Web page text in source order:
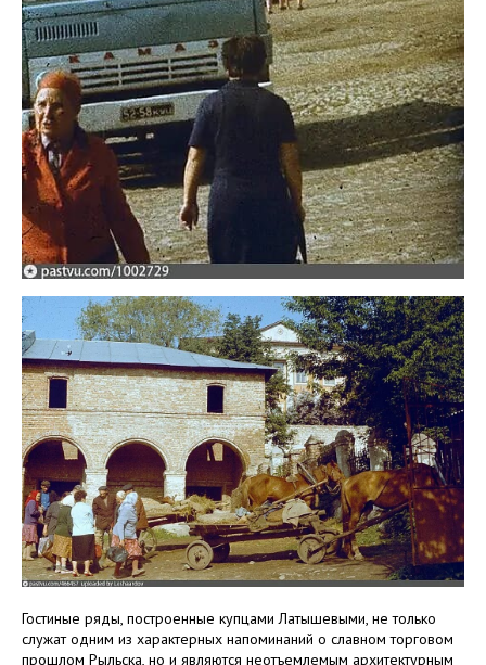
Гостиные ряды, построенные купцами Латышевыми, не только
служат одним из характерных напоминаний о славном торговом
прошлом Рыльска, но и являются неотъемлемым архитектурным